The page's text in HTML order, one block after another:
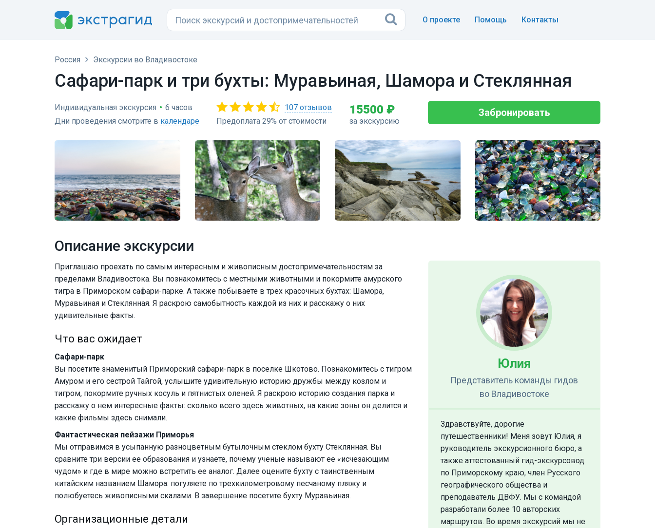
О проекте Помощь Контакты
Россия Экскурсии во Владивостоке
Сафари-парк и три бухты: Муравьиная, Шамора и Стеклянная
Индивидуальная экскурсия • 6 часов
Дни проведения смотрите в календаре
107 отзывов
Предоплата 29% от стоимости
15500 ₽
за экскурсию
Забронировать
Описание экскурсии
Приглашаю проехать по самым интересным и живописным достопримечательностям за
пределами Владивостока. Вы познакомитесь с местными животными и покормите амурского
тигра в Приморском сафари-парке. А также побываете в трех красочных бухтах: Шамора,
Муравьиная и Стеклянная. Я раскрою самобытность каждой из них и расскажу о них
удивительные факты.
Что вас ожидает
Сафари-парк
Вы посетите знаменитый Приморский сафари-парк в поселке Шкотово. Познакомитесь с тигром
Амуром и его сестрой Тайгой, услышите удивительную историю дружбы между козлом и
тигром, покормите ручных косуль и пятнистых оленей. Я раскрою историю создания парка и
расскажу о нем интересные факты: сколько всего здесь животных, на какие зоны он делится и
какие фильмы здесь снимали.
Фантастическая пейзажи Приморья
Мы отправимся в усыпанную разноцветным бутылочным стеклом бухту Стеклянная. Вы
сравните три версии ее образования и узнаете, почему ученые называют ее «исчезающим
чудом» и где в мире можно встретить ее аналог. Далее оцените бухту с таинственным
китайским названием Шамора: погуляете по трехкилометровому песчаному пляжу и
полюбуетесь живописными скалами. В завершение посетите бухту Муравьиная.
Организационные детали
Юлия
Представитель команды гидов
во Владивостоке
Здравствуйте, дорогие
путешественники! Меня зовут Юлия, я
руководитель экскурсионного бюро, а
также аттестованный гид-экскурсовод
по Приморскому краю, член Русского
географического общества и
преподаватель ДВФУ. Мы с командой
разработали более 10 авторских
маршрутов. Во время экскурсий мы не